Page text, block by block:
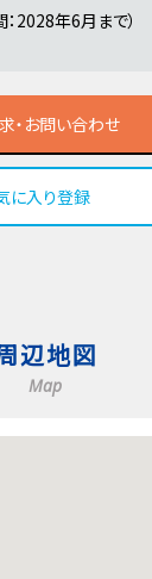
2028年6月まで）
・お問い合わせ
に入り登録
辺地図
Map